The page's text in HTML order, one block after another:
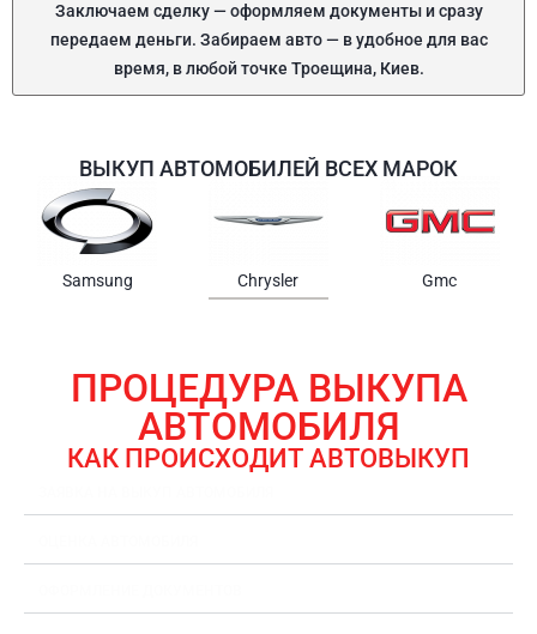
Заключаем сделку — оформляем документы и сразу
передаем деньги. Забираем авто — в удобное для вас
время, в любой точке Троещина, Киев.
ВЫКУП АВТОМОБИЛЕЙ ВСЕХ МАРОК
Samsung Chrysler Gmc
ПРОЦЕДУРА ВЫКУПА
АВТОМОБИЛЯ
КАК ПРОИСХОДИТ АВТОВЫКУП